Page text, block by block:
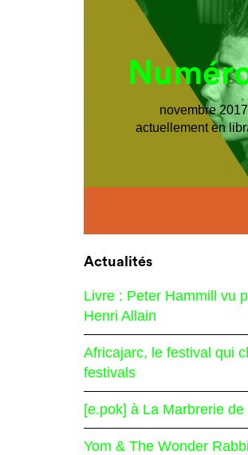
novembre 2017
actuellement en
Actualités
Livre : Peter Hammill vu
Henri Allain
Africajarc, le festival qui
festivals
[e.pok] à La Marbrerie de
Yom & The Wonder